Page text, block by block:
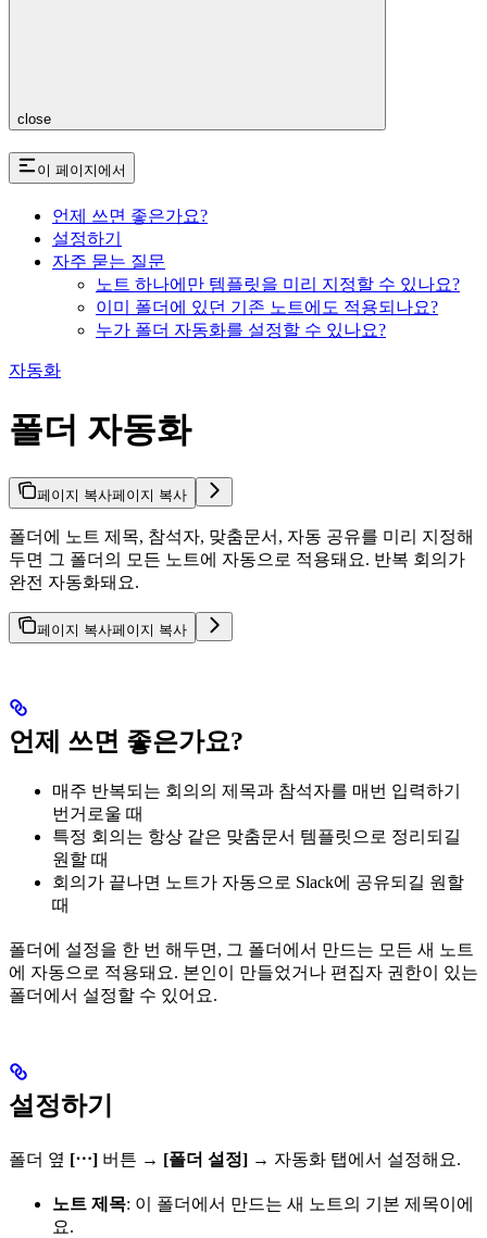
close
이 페이지에서
언제 쓰면 좋은가요?
설정하기
자주 묻는 질문
노트 하나에만 템플릿을 미리 지정할 수 있나요?
이미 폴더에 있던 기존 노트에도 적용되나요?
누가 폴더 자동화를 설정할 수 있나요?
자동화
폴더 자동화
페이지 복사페이지 복사
폴더에 노트 제목, 참석자, 맞춤문서, 자동 공유를 미리 지정해
두면 그 폴더의 모든 노트에 자동으로 적용돼요. 반복 회의가
완전 자동화돼요.
페이지 복사페이지 복사
언제 쓰면 좋은가요?
매주 반복되는 회의의 제목과 참석자를 매번 입력하기
번거로울 때
특정 회의는 항상 같은 맞춤문서 템플릿으로 정리되길
원할 때
회의가 끝나면 노트가 자동으로 Slack에 공유되길 원할
때
폴더에 설정을 한 번 해두면, 그 폴더에서 만드는 모든 새 노트
에 자동으로 적용돼요. 본인이 만들었거나 편집자 권한이 있는
폴더에서 설정할 수 있어요.
설정하기
폴더 옆 [⋯] 버튼 → [폴더 설정] → 자동화 탭에서 설정해요.
노트 제목: 이 폴더에서 만드는 새 노트의 기본 제목이에
요.